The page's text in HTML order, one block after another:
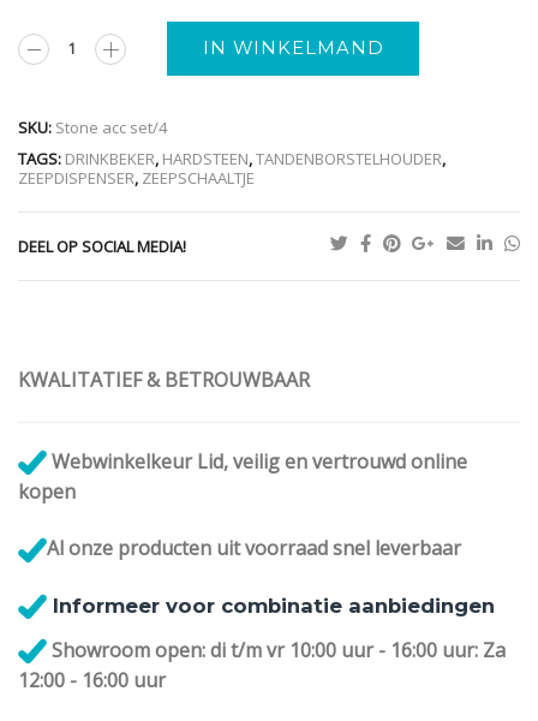
IN WINKELMAND
SKU: Stone acc set/4
TAGS: DRINKBEKER, HARDSTEEN,TANDENBORSTELHOUDER,
ZEEPDISPENSER, ZEEPSCHAALTJE
DEEL OP SOCIAL MEDIA!
KWALITATIEF & BETROUWBAAR
Webwinkelkeur Lid, veilig en vertrouwd online
kopen
Al onze producten uit voorraad snel leverbaar
Informeer voor combinatie aanbiedingen
Showroom open: di t/m vr 10:00 uur - 16:00 uur: Za
12:00 - 16:00 uur